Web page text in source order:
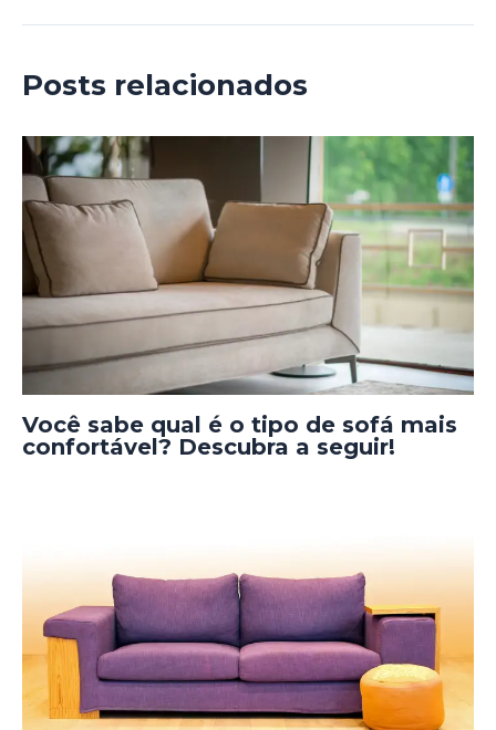
Post
Posts relacionados
Você sabe qual é o tipo de sofá mais
confortável? Descubra a seguir!